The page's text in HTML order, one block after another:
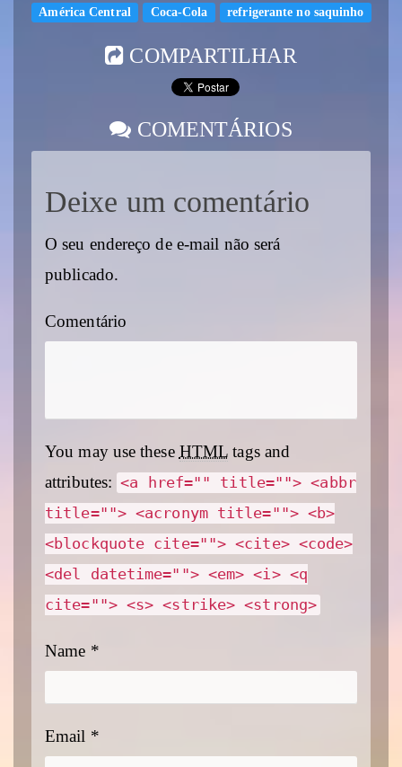
América Central Coca-Cola refrigerante no saquinho
COMPARTILHAR
COMENTÁRIOS
Deixe um comentário
O seu endereço de e-mail não será
publicado.
Comentário
You may use these HTML tags and
attributes: <a href="" title=""> <abbr
title=""> <acronym title=""> <b>
<blockquote cite=""> <cite> <code>
<del datetime=""> <em> <i> <q
cite=""> <s> <strike> <strong>
Name *
Email *